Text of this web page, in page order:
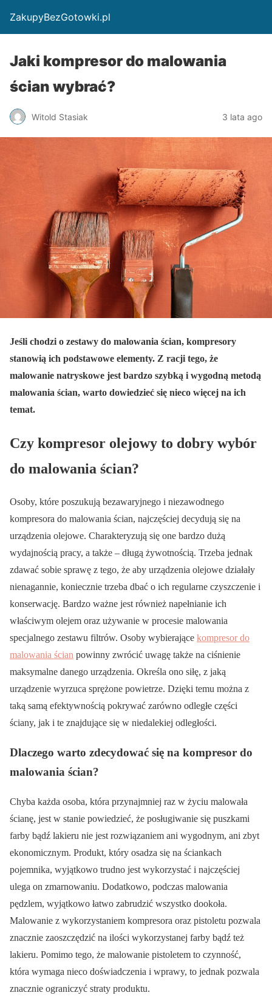
ZakupyBezGotowki.pl
Jaki kompresor do malowania
ścian wybrać?
Witold Stasiak 3 lata ago
Jeśli chodzi o zestawy do malowania ścian, kompresory
stanowią ich podstawowe elementy. Z racji tego, że
malowanie natryskowe jest bardzo szybką i wygodną metodą
malowania ścian, warto dowiedzieć się nieco więcej na ich
temat.
Czy kompresor olejowy to dobry wybór
do malowania ścian?
Osoby, które poszukują bezawaryjnego i niezawodnego
kompresora do malowania ścian, najczęściej decydują się na
urządzenia olejowe. Charakteryzują się one bardzo dużą
wydajnością pracy, a także – długą żywotnością. Trzeba jednak
zdawać sobie sprawę z tego, że aby urządzenia olejowe działały
nienagannie, koniecznie trzeba dbać o ich regularne czyszczenie i
konserwację. Bardzo ważne jest również napełnianie ich
właściwym olejem oraz używanie w procesie malowania
specjalnego zestawu filtrów. Osoby wybierające kompresor do
malowania ścian powinny zwrócić uwagę także na ciśnienie
maksymalne danego urządzenia. Określa ono siłę, z jaką
urządzenie wyrzuca sprężone powietrze. Dzięki temu można z
taką samą efektywnością pokrywać zarówno odległe części
ściany, jak i te znajdujące się w niedalekiej odległości.
Dlaczego warto zdecydować się na kompresor do
malowania ścian?
Chyba każda osoba, która przynajmniej raz w życiu malowała
ścianę, jest w stanie powiedzieć, że posługiwanie się puszkami
farby bądź lakieru nie jest rozwiązaniem ani wygodnym, ani zbyt
ekonomicznym. Produkt, który osadza się na ściankach
pojemnika, wyjątkowo trudno jest wykorzystać i najczęściej
ulega on zmarnowaniu. Dodatkowo, podczas malowania
pędzlem, wyjątkowo łatwo zabrudzić wszystko dookoła.
Malowanie z wykorzystaniem kompresora oraz pistoletu pozwala
znacznie zaoszczędzić na ilości wykorzystanej farby bądź też
lakieru. Pomimo tego, że malowanie pistoletem to czynność,
która wymaga nieco doświadczenia i wprawy, to jednak pozwala
znacznie ograniczyć straty produktu.